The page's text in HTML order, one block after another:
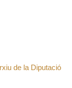
de la Diputació